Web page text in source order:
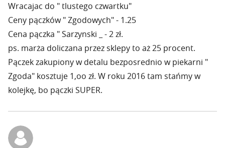
Wracajac do " tlustego czwartku"
Ceny pączków " Zgodowych" - 1.25
Cena pączka " Sarzynski _ - 2 zł.
ps. marża doliczana przez sklepy to aż 25 procent.
Pączek zakupiony w detalu bezposrednio w piekarni "
Zgoda" kosztuje 1,oo zł. W roku 2016 tam stańmy w
kolejkę, bo pączki SUPER.